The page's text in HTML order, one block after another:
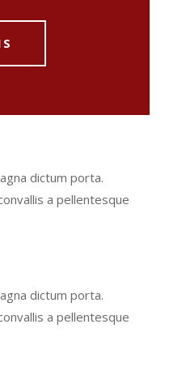
dictum porta.
a pellentesque
dictum porta.
a pellentesque